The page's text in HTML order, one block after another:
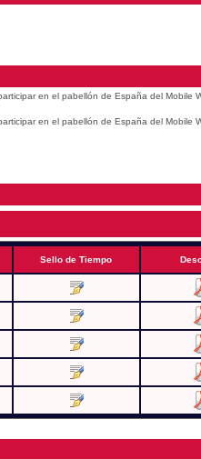
en el pabellón de España del Mobile
en el pabellón de España del Mobile
Sello de Tiempo